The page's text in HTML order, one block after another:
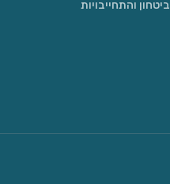
ביטחון והתחייבויות